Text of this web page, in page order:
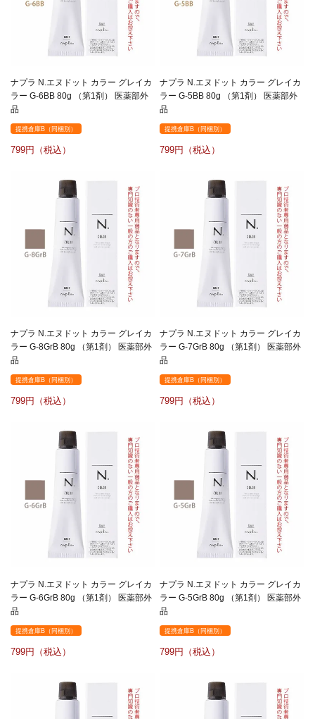
ナプラ N.エヌドット カラー グレイカ
ラー G-6BB 80g （第1剤） 医薬部外
品
提携倉庫B（同梱別）
799
ナプラ N.エヌドット カラー グレイカ
ラー G-5BB 80g （第1剤） 医薬部外
品
提携倉庫B（同梱別）
799
ナプラ N.エヌドット カラー グレイカ
ラー G-8GrB 80g （第1剤） 医薬部外
品
提携倉庫B（同梱別）
799
ナプラ N.エヌドット カラー グレイカ
ラー G-7GrB 80g （第1剤） 医薬部外
品
提携倉庫B（同梱別）
799
ナプラ N.エヌドット カラー グレイカ
ラー G-6GrB 80g （第1剤） 医薬部外
品
提携倉庫B（同梱別）
799
ナプラ N.エヌドット カラー グレイカ
ラー G-5GrB 80g （第1剤） 医薬部外
品
提携倉庫B（同梱別）
799